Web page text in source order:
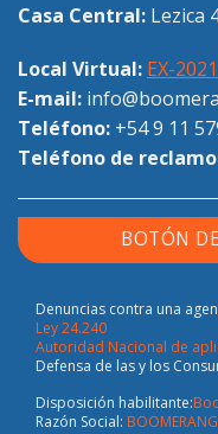
Casa Central: Lezica
Local Virtual: EX-
E-mail:
Teléfono: +54 9 11
Teléfono de
BOTÓN
Denuncias contra una
Ley 24.240
Autoridad Nacional de
Defensa de las y los
Disposición habilitante:
Razón Social: BOOMERANG